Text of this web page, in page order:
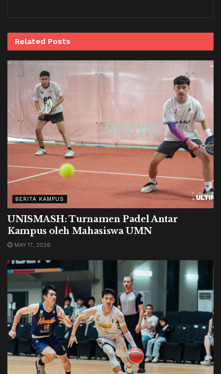
Related Posts
BERITA KAMPUS
UNISMASH: Turnamen Padel Antar
Kampus oleh Mahasiswa UMN
MAY 17, 2026